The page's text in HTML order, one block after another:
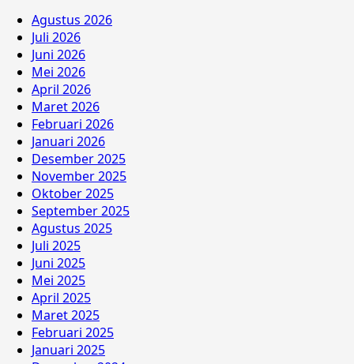
Agustus 2026
Juli 2026
Juni 2026
Mei 2026
April 2026
Maret 2026
Februari 2026
Januari 2026
Desember 2025
November 2025
Oktober 2025
September 2025
Agustus 2025
Juli 2025
Juni 2025
Mei 2025
April 2025
Maret 2025
Februari 2025
Januari 2025